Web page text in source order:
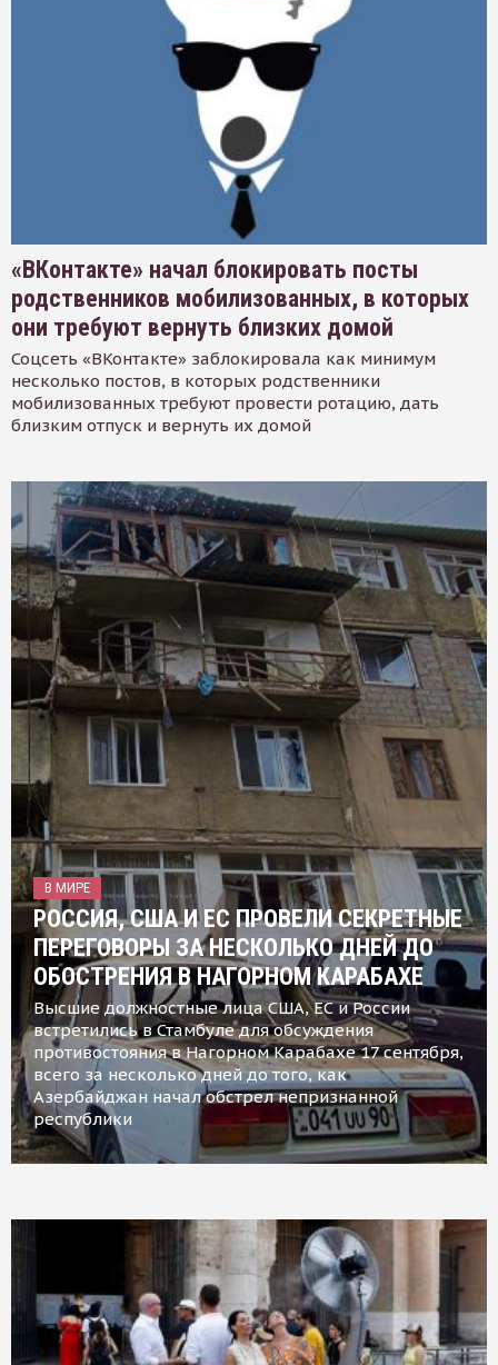
«ВКонтакте» начал блокировать посты
родственников мобилизованных, в которых
они требуют вернуть близких домой
Соцсеть «ВКонтакте» заблокировала как минимум
несколько постов, в которых родственники
мобилизованных требуют провести ротацию, дать
близким отпуск и вернуть их домой
В МИРЕ
РОССИЯ, США И ЕС ПРОВЕЛИ СЕКРЕТНЫЕ
ПЕРЕГОВОРЫ ЗА НЕСКОЛЬКО ДНЕЙ ДО
ОБОСТРЕНИЯ В НАГОРНОМ КАРАБАХЕ
Высшие должностные лица США, ЕС и России
встретились в Стамбуле для обсуждения
противостояния в Нагорном Карабахе 17 сентября,
всего за несколько дней до того, как
Азербайджан начал обстрел непризнанной
республики